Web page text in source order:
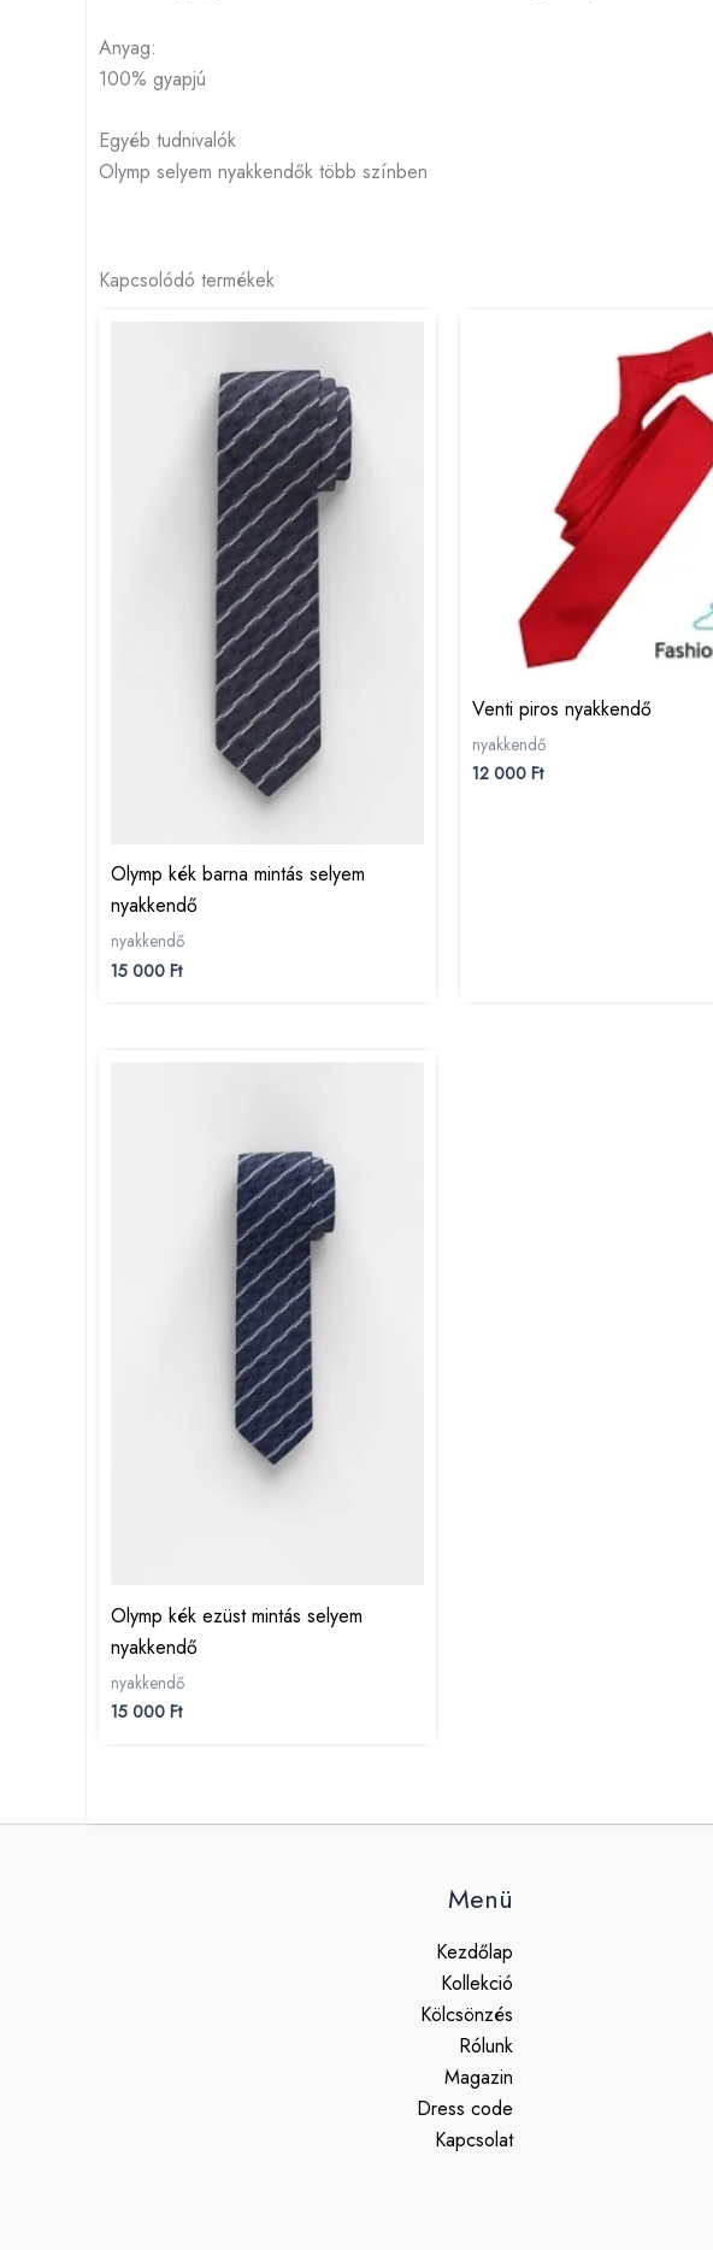
Anyag:
100% gyapjú
Egyéb tudnivalók
Olymp selyem nyakkendők több színben
Kapcsolódó termékek
Olymp kék barna mintás selyem
nyakkendő
nyakkendő
15 000 Ft
Venti piros nyakkendő
nyakkendő
12 000 Ft
Olymp kék ezüst mintás selyem
nyakkendő
nyakkendő
15 000 Ft
Menü
Kezdőlap
Kollekció
Kölcsönzés
Rólunk
Magazin
Dress code
Kapcsolat